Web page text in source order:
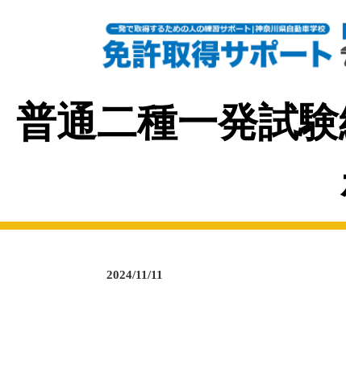
普通二種一発試
2024/11/11